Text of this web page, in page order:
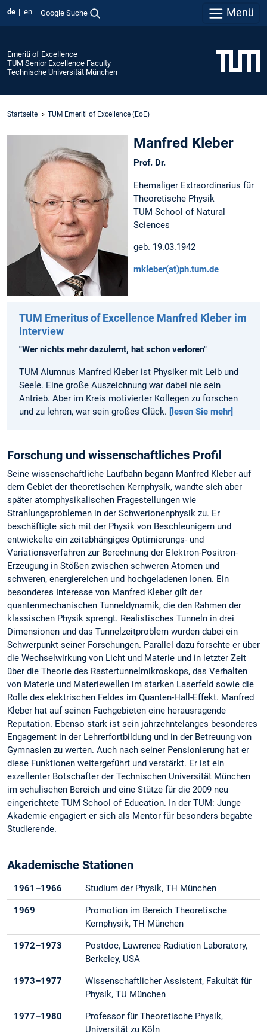
de en Google Suche Menü
Emeriti of Excellence
TUM Senior Excellence Faculty
Technische Universität München
Startseite TUM Emeriti of Excellence (EoE)
Manfred Kleber
Prof. Dr.
Ehemaliger Extraordinarius für
Theoretische Physik
TUM School of Natural
Sciences
geb. 19.03.1942
mkleber(at)ph.tum.de
TUM Emeritus of Excellence Manfred Kleber im
Interview
"Wer nichts mehr dazulernt, hat schon verloren"
TUM Alumnus Manfred Kleber ist Physiker mit Leib und
Seele. Eine große Auszeichnung war dabei nie sein
Antrieb. Aber im Kreis motivierter Kollegen zu forschen
und zu lehren, war sein großes Glück. [lesen Sie mehr]
Forschung und wissenschaftliches Profil
Seine wissenschaftliche Laufbahn begann Manfred Kleber auf
dem Gebiet der theoretischen Kernphysik, wandte sich aber
später atomphysikalischen Fragestellungen wie
Strahlungsproblemen in der Schwerionenphysik zu. Er
beschäftigte sich mit der Physik von Beschleunigern und
entwickelte ein zeitabhängiges Optimierungs- und
Variationsverfahren zur Berechnung der Elektron-Positron-
Erzeugung in Stößen zwischen schweren Atomen und
schweren, energiereichen und hochgeladenen Ionen. Ein
besonderes Interesse von Manfred Kleber gilt der
quantenmechanischen Tunneldynamik, die den Rahmen der
klassischen Physik sprengt. Realistisches Tunneln in drei
Dimensionen und das Tunnelzeitproblem wurden dabei ein
Schwerpunkt seiner Forschungen. Parallel dazu forschte er über
die Wechselwirkung von Licht und Materie und in letzter Zeit
über die Theorie des Rastertunnelmikroskops, das Verhalten
von Materie und Materiewellen im starken Laserfeld sowie die
Rolle des elektrischen Feldes im Quanten-Hall-Effekt. Manfred
Kleber hat auf seinen Fachgebieten eine herausragende
Reputation. Ebenso stark ist sein jahrzehntelanges besonderes
Engagement in der Lehrerfortbildung und in der Betreuung von
Gymnasien zu werten. Auch nach seiner Pensionierung hat er
diese Funktionen weitergeführt und verstärkt. Er ist ein
exzellenter Botschafter der Technischen Universität München
im schulischen Bereich und eine Stütze für die 2009 neu
eingerichtete TUM School of Education. In der TUM: Junge
Akademie engagiert er sich als Mentor für besonders begabte
Studierende.
Akademische Stationen
1961–1966 Studium der Physik, TH München
1969
Promotion im Bereich Theoretische
Kernphysik, TH München
1972–1973
Postdoc, Lawrence Radiation Laboratory,
Berkeley, USA
1973–1977
Wissenschaftlicher Assistent, Fakultät für
Physik, TU München
1977–1980
Professor für Theoretische Physik,
Universität zu Köln